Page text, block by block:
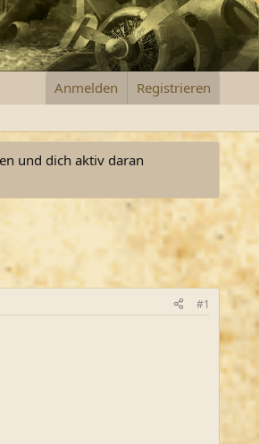
Anmelden Registrieren
und dich aktiv daran
#1